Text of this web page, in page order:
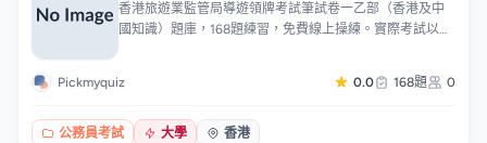
香港旅遊業監管局導遊領牌考試筆試卷一乙部（香港及中
國知識）題庫，168題練習，免費線上操練。實際考試以填
時事考點，助你熟習分佈、一次合格。題目按香港及中國
Pickmyquiz 0.0 168題 0
公務員考試 大學 香港